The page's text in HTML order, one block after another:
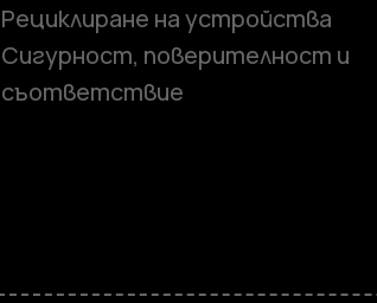
Рециклиране на устройства
Сигурност, поверителност и
съответствие